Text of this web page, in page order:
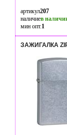
артикул207
наличиев
мин опт.1
ЗАЖИГАЛКА